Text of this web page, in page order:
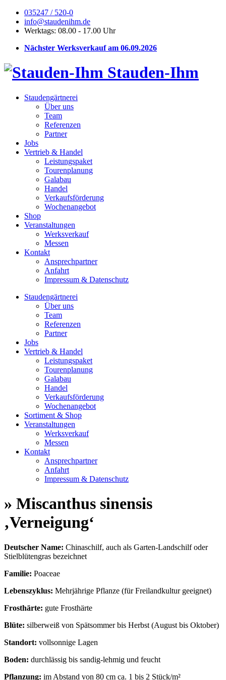
035247 / 520-0
info@staudenihm.de
Werktags: 08.00 - 17.00 Uhr
Nächster Werksverkauf am 06.09.2026
Stauden-Ihm
Staudengärtnerei
Über uns
Team
Referenzen
Partner
Jobs
Vertrieb & Handel
Leistungspaket
Tourenplanung
Galabau
Handel
Verkaufsförderung
Wochenangebot
Shop
Veranstaltungen
Werksverkauf
Messen
Kontakt
Ansprechpartner
Anfahrt
Impressum & Datenschutz
Staudengärtnerei
Über uns
Team
Referenzen
Partner
Jobs
Vertrieb & Handel
Leistungspaket
Tourenplanung
Galabau
Handel
Verkaufsförderung
Wochenangebot
Sortiment & Shop
Veranstaltungen
Werksverkauf
Messen
Kontakt
Ansprechpartner
Anfahrt
Impressum & Datenschutz
» Miscanthus sinensis
‚Verneigung‘
Deutscher Name: Chinaschilf, auch als Garten-Landschilf oder
Stielblütengras bezeichnet
Familie: Poaceae
Lebenszyklus: Mehrjährige Pflanze (für Freilandkultur geeignet)
Frosthärte: gute Frosthärte
Blüte: silberweiß von Spätsommer bis Herbst (August bis Oktober)
Standort: vollsonnige Lagen
Boden: durchlässig bis sandig-lehmig und feucht
Pflanzung: im Abstand von 80 cm ca. 1 bis 2 Stück/m²